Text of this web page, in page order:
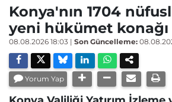
Konya'nın 1704
yeni hükümet konağı
08.08.2026 18:03 | Son Güncelleme:
Yorum Yap